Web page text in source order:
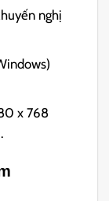
nghị
x 768